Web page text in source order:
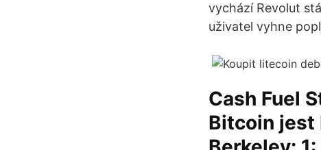
vychází Revolut
uživatel vyhne
Cash Fuel
Bitcoin jest